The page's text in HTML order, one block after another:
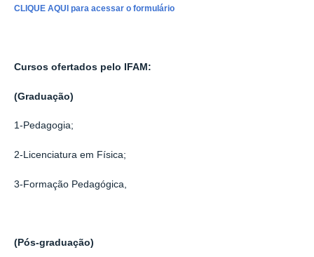
CLIQUE AQUI para acessar o formulário
Cursos ofertados pelo IFAM:
(Graduação)
1-Pedagogia;
2-Licenciatura em Física;
3-Formação Pedagógica,
(Pós-graduação)